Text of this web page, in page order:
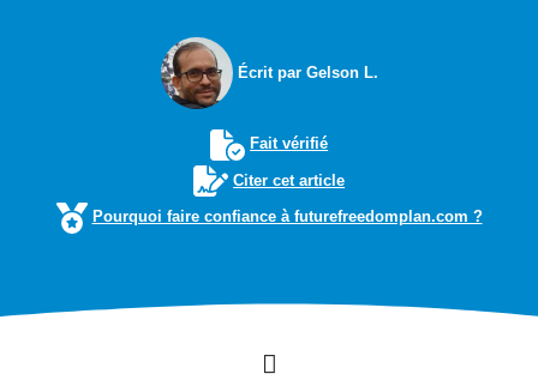
Écrit par Gelson L.
Fait vérifié
Citer cet article
Pourquoi faire confiance à futurefreedomplan.com ?